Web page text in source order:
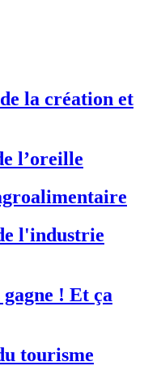
la création et
l’oreille
l'industrie
! Et ça
tourisme